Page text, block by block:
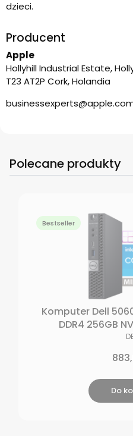
dzieci.
Producent
Apple
Hollyhill Industrial Estate,
T23 AT2P Cork, Holandia
Polecane produkty
Bestseller
Komputer Dell
DDR4 256GB
Do